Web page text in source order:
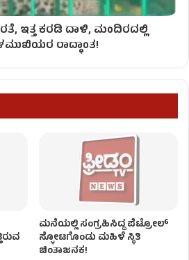
ಇತ್ತ ಕರಡಿ ದಾಳಿ, ಮಂದಿರದಲ್ಲಿ
ರಾದ್ಧಾಂತ!
ಮನೆಯಲ್ಲಿ ಸಂಗ್ರಹಿಸಿದ್ದ ಪೆಟ್ರೋಲ್
ಸ್ಫೋಟಗೊಂಡು ಮಹಿಳೆ ಸ್ಥಿತಿ
ಚಿಂತಾಜನಕ!